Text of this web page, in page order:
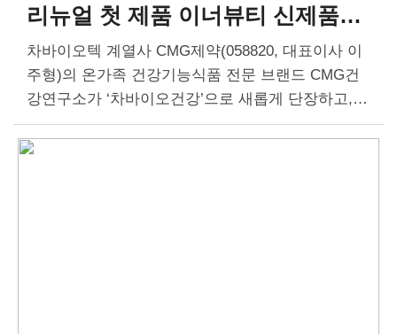
리뉴얼 첫 제품 이너뷰티 신제품
‘PDRN 액티브’ 출시
차바이오텍 계열사 CMG제약(058820, 대표이사 이
주형)의 온가족 건강기능식품 전문 브랜드 CMG건
강연구소가 ‘차바이오건강’으로 새롭게 단장하고,
첫 신제품 ‘PDRN 액티브’를 출시했다. CMG제약은
차바이오그룹이 보유한 바이오 기반 정체성을 소비